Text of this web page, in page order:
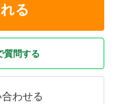
る
質問する
わせる